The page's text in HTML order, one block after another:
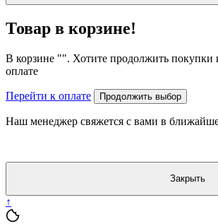
Товар в корзине!
В корзине "". Хотите продолжить покупки
оплате
Перейти к оплате Продолжить выбор
Наш менеджер свяжется с вами в
Закрыть
↑